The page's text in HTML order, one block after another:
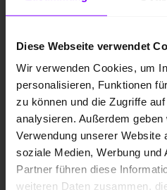
Diese Webseite verwendet
Wir verwenden Cookies, um
personalisieren, Funktionen
zu können und die Zugriffe
analysieren. Außerdem
Verwendung unserer Website
soziale Medien, Werbung und
Partner führen diese
weiteren Daten zusammen,
Der
10,4-8,6 l/100
272-226 g/km;